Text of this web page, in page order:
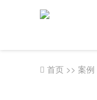
首页 >>案例